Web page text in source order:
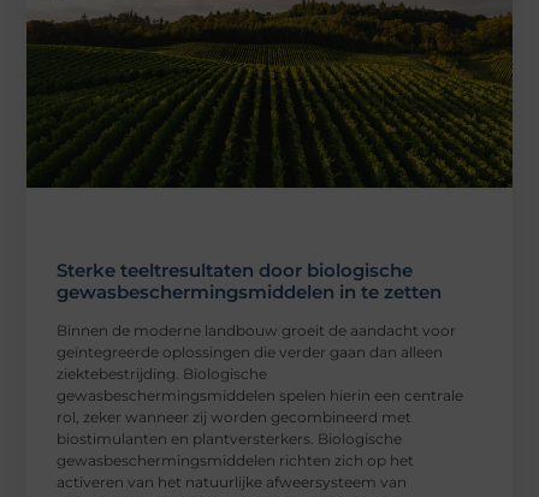
Sterke teeltresultaten door biologische
gewasbeschermingsmiddelen in te zetten
Binnen de moderne landbouw groeit de aandacht voor
geïntegreerde oplossingen die verder gaan dan alleen
ziektebestrijding. Biologische
gewasbeschermingsmiddelen spelen hierin een centrale
rol, zeker wanneer zij worden gecombineerd met
biostimulanten en plantversterkers. Biologische
gewasbeschermingsmiddelen richten zich op het
activeren van het natuurlijke afweersysteem van